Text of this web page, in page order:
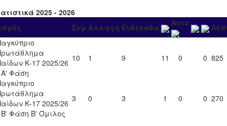
2025 - 2026
Συμ Αλλαγή Ενδεκάδα Αυτο
Κ-17 2025/26
Φάση
10 1 9 11 0 0 825
Κ-17 2025/26
Φάση Β' Όμιλος
3 0 3 1 0 0 270